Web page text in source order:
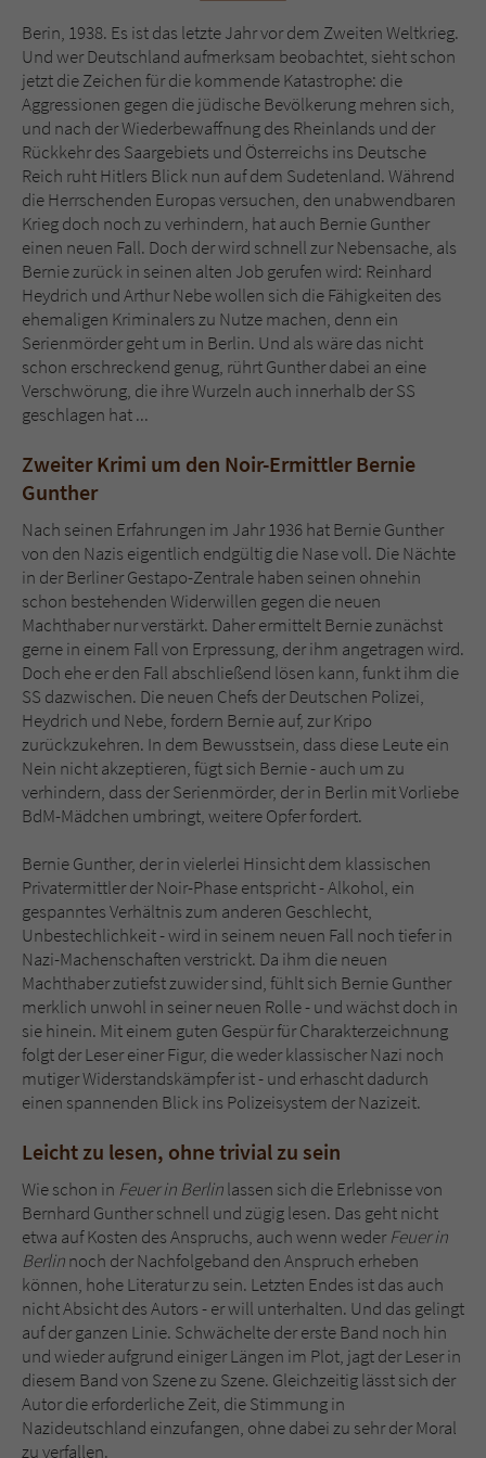
Berin, 1938. Es ist das letzte Jahr vor dem Zweiten Weltkrieg.
Und wer Deutschland aufmerksam beobachtet, sieht schon
jetzt die Zeichen für die kommende Katastrophe: die
Aggressionen gegen die jüdische Bevölkerung mehren sich,
und nach der Wiederbewaffnung des Rheinlands und der
Rückkehr des Saargebiets und Österreichs ins Deutsche
Reich ruht Hitlers Blick nun auf dem Sudetenland. Während
die Herrschenden Europas versuchen, den unabwendbaren
Krieg doch noch zu verhindern, hat auch Bernie Gunther
einen neuen Fall. Doch der wird schnell zur Nebensache, als
Bernie zurück in seinen alten Job gerufen wird: Reinhard
Heydrich und Arthur Nebe wollen sich die Fähigkeiten des
ehemaligen Kriminalers zu Nutze machen, denn ein
Serienmörder geht um in Berlin. Und als wäre das nicht
schon erschreckend genug, rührt Gunther dabei an eine
Verschwörung, die ihre Wurzeln auch innerhalb der SS
geschlagen hat ...
Zweiter Krimi um den Noir-Ermittler Bernie
Gunther
Nach seinen Erfahrungen im Jahr 1936 hat Bernie Gunther
von den Nazis eigentlich endgültig die Nase voll. Die Nächte
in der Berliner Gestapo-Zentrale haben seinen ohnehin
schon bestehenden Widerwillen gegen die neuen
Machthaber nur verstärkt. Daher ermittelt Bernie zunächst
gerne in einem Fall von Erpressung, der ihm angetragen wird.
Doch ehe er den Fall abschließend lösen kann, funkt ihm die
SS dazwischen. Die neuen Chefs der Deutschen Polizei,
Heydrich und Nebe, fordern Bernie auf, zur Kripo
zurückzukehren. In dem Bewusstsein, dass diese Leute ein
Nein nicht akzeptieren, fügt sich Bernie - auch um zu
verhindern, dass der Serienmörder, der in Berlin mit Vorliebe
BdM-Mädchen umbringt, weitere Opfer fordert.
Bernie Gunther, der in vielerlei Hinsicht dem klassischen
Privatermittler der Noir-Phase entspricht - Alkohol, ein
gespanntes Verhältnis zum anderen Geschlecht,
Unbestechlichkeit - wird in seinem neuen Fall noch tiefer in
Nazi-Machenschaften verstrickt. Da ihm die neuen
Machthaber zutiefst zuwider sind, fühlt sich Bernie Gunther
merklich unwohl in seiner neuen Rolle - und wächst doch in
sie hinein. Mit einem guten Gespür für Charakterzeichnung
folgt der Leser einer Figur, die weder klassischer Nazi noch
mutiger Widerstandskämpfer ist - und erhascht dadurch
einen spannenden Blick ins Polizeisystem der Nazizeit.
Leicht zu lesen, ohne trivial zu sein
Wie schon in Feuer in Berlinlassen sich die Erlebnisse von
Bernhard Gunther schnell und zügig lesen. Das geht nicht
etwa auf Kosten des Anspruchs, auch wenn wederFeuer in
Berlinnoch der Nachfolgeband den Anspruch erheben
können, hohe Literatur zu sein. Letzten Endes ist das auch
nicht Absicht des Autors - er will unterhalten. Und das gelingt
auf der ganzen Linie. Schwächelte der erste Band noch hin
und wieder aufgrund einiger Längen im Plot, jagt der Leser in
diesem Band von Szene zu Szene. Gleichzeitig lässt sich der
Autor die erforderliche Zeit, die Stimmung in
Nazideutschland einzufangen, ohne dabei zu sehr der Moral
zu verfallen.
Sicherheitscode des Kontaktformulars zu
überprüfen.